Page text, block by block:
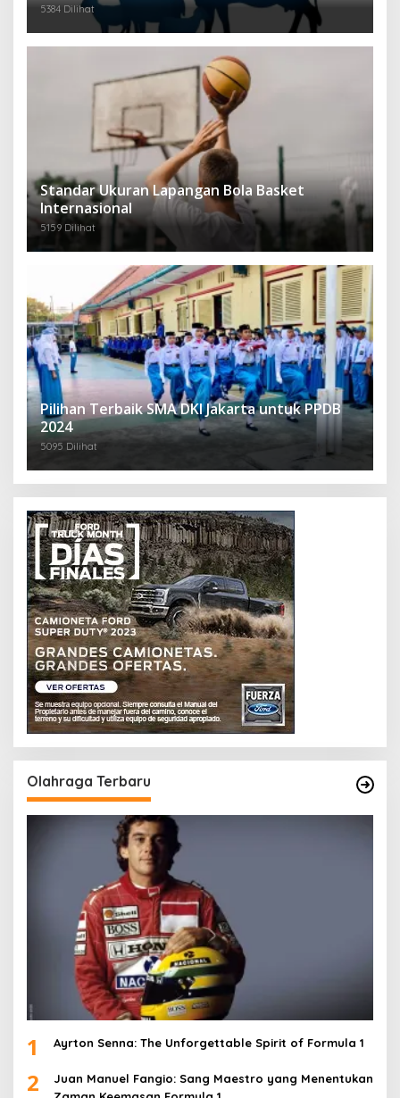
5384 Dilihat
Standar Ukuran Lapangan Bola Basket
Internasional
5159 Dilihat
Pilihan Terbaik SMA DKI Jakarta untuk PPDB
2024
5095 Dilihat
Olahraga Terbaru
1 Ayrton Senna: The Unforgettable Spirit of Formula 1
2
Juan Manuel Fangio: Sang Maestro yang Menentukan